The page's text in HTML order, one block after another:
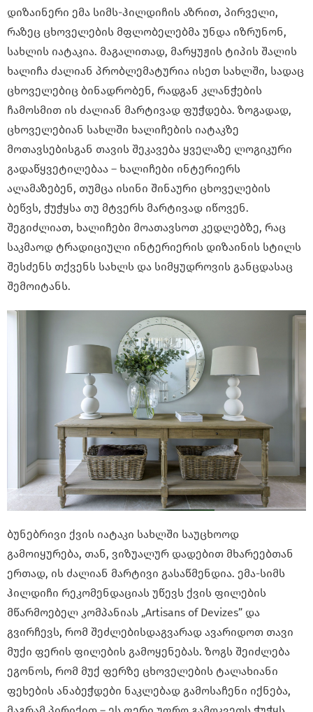
დიზაინერი ემა სიმს-ჰილდიჩის აზრით, პირველი,
რაზეც ცხოველების მფლობელებმა უნდა იზრუნონ,
სახლის იატაკია. მაგალითად, მარყუჟის ტიპის შალის
ხალიჩა ძალიან პრობლემატურია ისეთ სახლში, სადაც
ცხოველებიც ბინადრობენ, რადგან კლანჭების
ჩამოსმით ის ძალიან მარტივად ფუჭდება. ზოგადად,
ცხოველებიან სახლში ხალიჩების იატაკზე
მოთავსებისგან თავის შეკავება ყველაზე ლოგიკური
გადაწყვეტილებაა – ხალიჩები ინტერიერს
ალამაზებენ, თუმცა ისინი შინაური ცხოველების
ბეწვს, ჭუჭყსა თუ მტვერს მარტივად იწოვენ.
შეგიძლიათ, ხალიჩები მოათავსოთ კედლებზე, რაც
საკმაოდ ტრადიციული ინტერიერის დიზაინის სტილს
შესძენს თქვენს სახლს და სიმყუდროვის განცდასაც
შემოიტანს.
ბუნებრივი ქვის იატაკი სახლში საუცხოოდ
გამოიყურება, თან, ვიზუალურ დადებით მხარეებთან
ერთად, ის ძალიან მარტივი გასაწმენდია. ემა-სიმს
ჰილდიჩი რეკომენდაციას უწევს ქვის ფილების
მწარმოებელ კომპანიას „Artisans of Devizes” და
გვირჩევს, რომ შეძლებისდაგვარად ავარიდოთ თავი
მუქი ფერის ფილების გამოყენებას. ზოგს შეიძლება
ეგონოს, რომ მუქ ფერზე ცხოველების ტალახიანი
ფეხების ანაბეჭდები ნაკლებად გამოსაჩენი იქნება,